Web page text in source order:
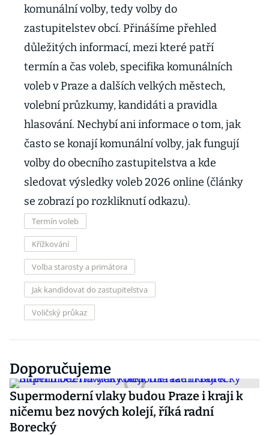
komunální volby, tedy volby do
zastupitelstev obcí. Přinášíme přehled
důležitých informací, mezi které patří
termín a čas voleb, specifika komunálních
voleb v Praze a dalších velkých městech,
volební průzkumy, kandidáti a pravidla
hlasování. Nechybí ani informace o tom, jak
často se konají komunální volby, jak fungují
volby do obecního zastupitelstva a kde
sledovat výsledky voleb 2026 online (články
se zobrazí po rozkliknutí odkazu).
Termín voleb
Křížkování
Volba starosty a primátora
Jak kandidovat do zastupitelstva
Voličský průkaz
Doporučujeme
Supermoderní vlaky budou Praze i kraji k
ničemu bez nových kolejí, říká radní
Borecký